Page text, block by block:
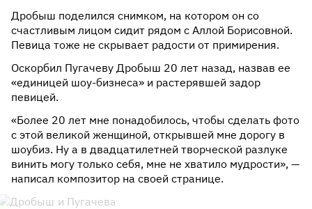
Дробыш поделился снимком, на котором он со
счастливым лицом сидит рядом с Аллой Борисовной.
Певица тоже не скрывает радости от примирения.
Оскорбил Пугачеву Дробыш 20 лет назад, назвав ее
«единицей шоу-бизнеса» и растерявшей задор
певицей.
«Более 20 лет мне понадобилось, чтобы сделать фото
с этой великой женщиной, открывшей мне дорогу в
шоубиз. Ну а в двадцатилетней творческой разлуке
винить могу только себя, мне не хватило мудрости», —
написал композитор на своей странице.